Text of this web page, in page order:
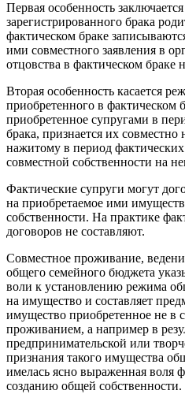
Первая особенность
зарегистрированного брака
фактическом браке
ими совместного заявления в
отцовства в фактическом браке
Вторая особенность касается
приобретенного в фактическом
приобретенное супругами в
брака, признается их
нажитому в период
совместной собственности на
Фактические супруги могут
на приобретаемое ими
собственности. На практике
договоров не составляют.
Совместное проживание,
общего семейного бюджета
воли к установлению режима
на имущество и составляет
имущество приобретенное не в
проживанием, а например в
предпринимательской или
признания такого имущества
имелась ясно выраженная воля
созданию общей собственности.